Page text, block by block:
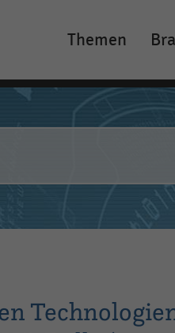
Main
navigation
Themen